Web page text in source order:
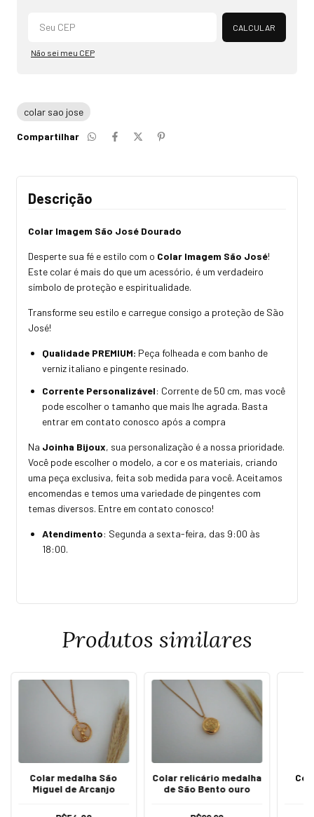
Alterar CEP
CALCULAR
Não sei meu CEP
colar sao jose
Compartilhar
Descrição
Colar Imagem São José Dourado
Desperte sua fé e estilo com o Colar Imagem São José!
Este colar é mais do que um acessório, é um verdadeiro
símbolo de proteção e espiritualidade.
Transforme seu estilo e carregue consigo a proteção de São
José!
Qualidade PREMIUM: Peça folheada e com banho de
verniz italiano e pingente resinado.
Corrente Personalizável: Corrente de 50 cm, mas você
pode escolher o tamanho que mais lhe agrada. Basta
entrar em contato conosco após a compra
Na Joinha Bijoux, sua personalização é a nossa prioridade.
Você pode escolher o modelo, a cor e os materiais, criando
uma peça exclusiva, feita sob medida para você. Aceitamos
encomendas e temos uma variedade de pingentes com
temas diversos. Entre em contato conosco!
Atendimento: Segunda a sexta-feira, das 9:00 às
18:00.
Produtos similares
Colar medalha São
Miguel de Arcanjo
Colar relicário medalha
de São Bento ouro